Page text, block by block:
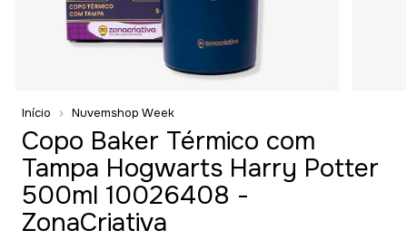
Início Nuvemshop Week
Copo Baker Térmico com
Tampa Hogwarts Harry Potter
500ml 10026408 -
ZonaCriativa